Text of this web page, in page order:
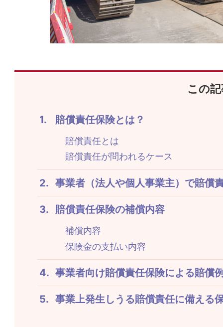
この
賠償責任保険とは？
賠償責任とは
賠償責任が問われるケース
事業者（法人や個人事業主）で賠償
賠償責任保険の補償内容
補償内容
保険金の支払い内容
事業者向け賠償責任保険による賠償
事業上発生しうる賠償責任に備える